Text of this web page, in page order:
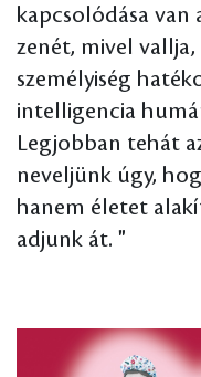
kapcsolódása van
zenét, mivel
személyiség
intelligencia
Legjobban tehát
neveljünk úgy,
hanem életet
adjunk át. "